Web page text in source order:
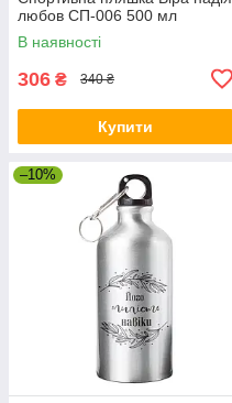
любов СП-006 500 мл
В наявності
306 ₴ 340 ₴
Купити
–10%